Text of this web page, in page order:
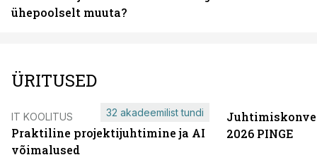
ühepoolselt muuta?
ÜRITUSED
IT KOOLITUS
Praktiline projektijuhtimine ja AI
võimalused
32 akadeemilist tundi
2026 PINGE